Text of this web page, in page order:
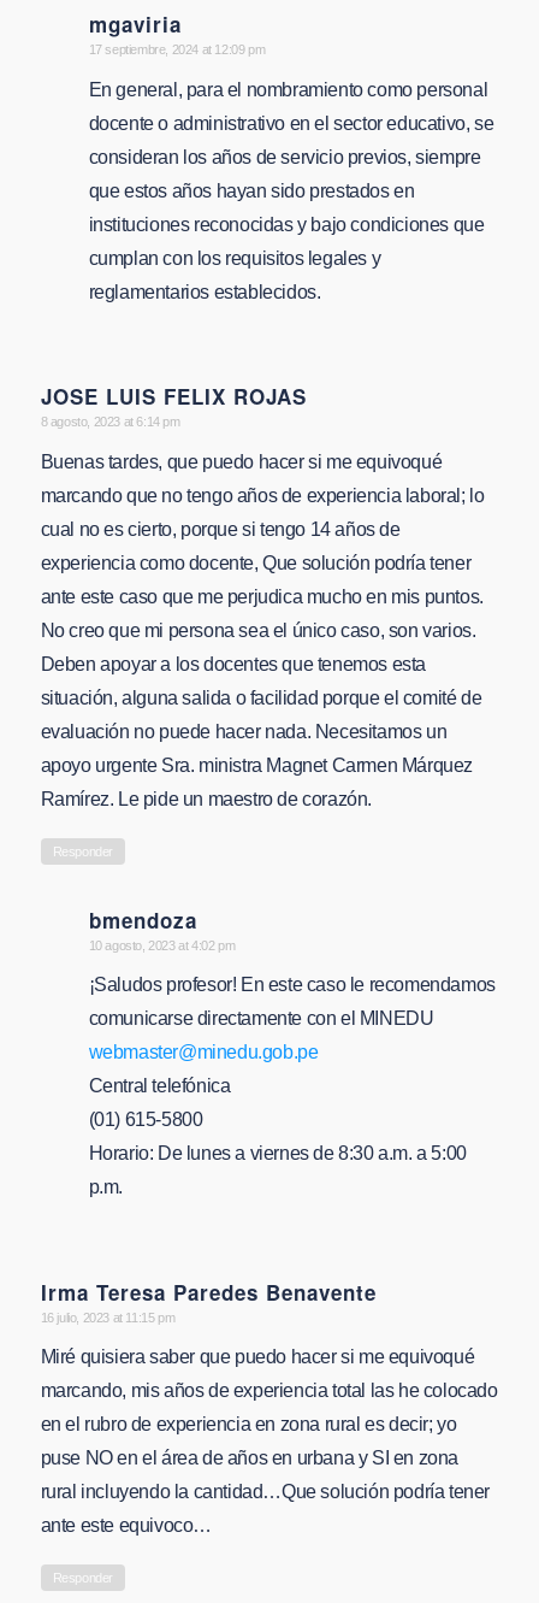
mgaviria
says:
17 septiembre, 2024 at 12:09 pm
En general, para el nombramiento como personal
docente o administrativo en el sector educativo, se
consideran los años de servicio previos, siempre
que estos años hayan sido prestados en
instituciones reconocidas y bajo condiciones que
cumplan con los requisitos legales y
reglamentarios establecidos.
JOSE LUIS FELIX ROJAS
says:
8 agosto, 2023 at 6:14 pm
Buenas tardes, que puedo hacer si me equivoqué
marcando que no tengo años de experiencia laboral; lo
cual no es cierto, porque si tengo 14 años de
experiencia como docente, Que solución podría tener
ante este caso que me perjudica mucho en mis puntos.
No creo que mi persona sea el único caso, son varios.
Deben apoyar a los docentes que tenemos esta
situación, alguna salida o facilidad porque el comité de
evaluación no puede hacer nada. Necesitamos un
apoyo urgente Sra. ministra Magnet Carmen Márquez
Ramírez. Le pide un maestro de corazón.
Responder
bmendoza
says:
10 agosto, 2023 at 4:02 pm
¡Saludos profesor! En este caso le recomendamos
comunicarse directamente con el MINEDU
webmaster@minedu.gob.pe
Central telefónica
(01) 615-5800
Horario: De lunes a viernes de 8:30 a.m. a 5:00
p.m.
Irma Teresa Paredes Benavente
says:
16 julio, 2023 at 11:15 pm
Miré quisiera saber que puedo hacer si me equivoqué
marcando, mis años de experiencia total las he colocado
en el rubro de experiencia en zona rural es decir; yo
puse NO en el área de años en urbana y SI en zona
rural incluyendo la cantidad…Que solución podría tener
ante este equivoco…
Responder